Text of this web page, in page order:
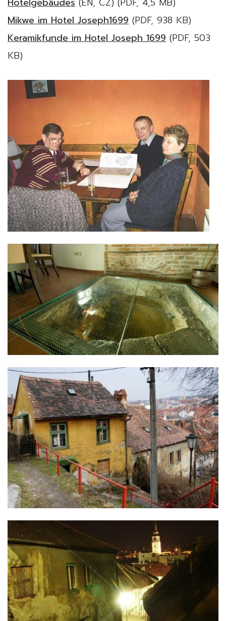
Mikwe im Hotel Joseph1699 (PDF, 938 KB)
Keramikfunde im Hotel Joseph 1699 (PDF, 503
KB)